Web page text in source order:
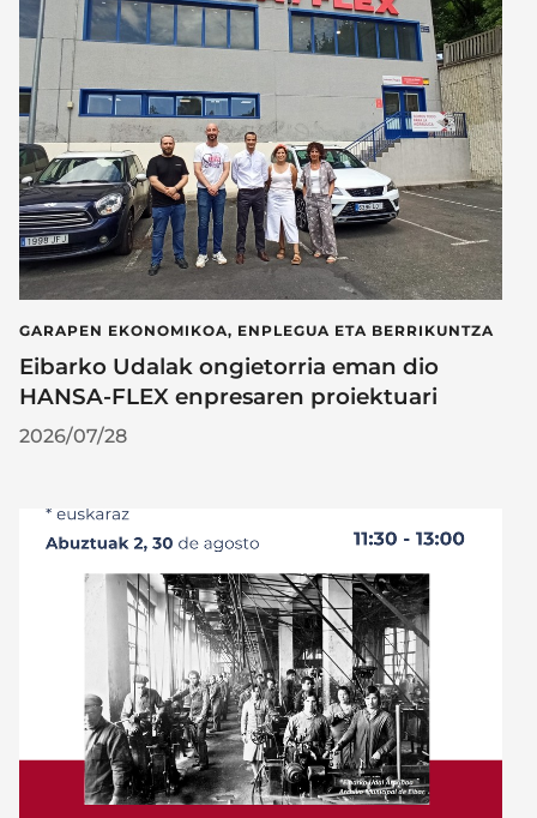
GARAPEN EKONOMIKOA, ENPLEGUA ETA BERRIKUNTZA
Eibarko Udalak ongietorria eman dio
HANSA-FLEX enpresaren proiektuari
2026/07/28